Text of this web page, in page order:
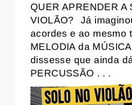
QUER APRENDER A
VIOLÃO?
Já
acordes e ao mesmo
MELODIA da
dissesse que ainda
PERCUSSÃO . . .